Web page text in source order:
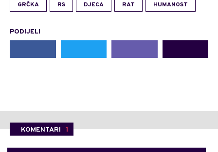
GRČKA RS DJECA RAT HUMANOST
PODIJELI
KOMENTARI 1